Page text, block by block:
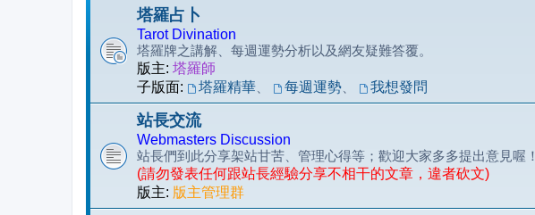
塔羅占卜
Tarot Divination
塔羅牌之講解、每週運勢分析以及網友疑難答覆。
版主: 塔羅師
子版面:
塔羅精華、 每週運勢、 我想發問
站長交流
Webmasters Discussion
站長們到此分享架站甘苦、管理心得等；歡迎大家多多提出意見喔！
(請勿發表任何跟站長經驗分享不相干的文章，違者砍文)
版主: 版主管理群